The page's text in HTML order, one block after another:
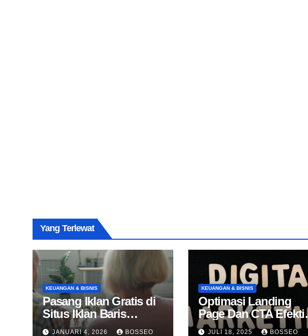
Yang Terlewat
KEUANGAN & BISNIS
Pasang Iklan Gratis di
Situs Iklan Baris
Online
JANUARI 4, 2026 BOSSEO
KEUANGAN & BISNIS
Optimasi Landing
Page Dan CTA Efektif
Untuk Konversi
JULI 18, 2025 BOSSEO